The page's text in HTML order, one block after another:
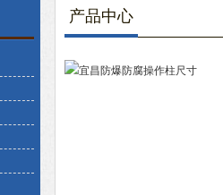
产品中心